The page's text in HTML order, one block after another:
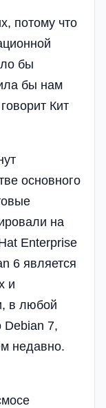
потому что
бы
бы нам
Кит
основного
на
Enterprise
6 является
и
в любой
Debian 7,
недавно.